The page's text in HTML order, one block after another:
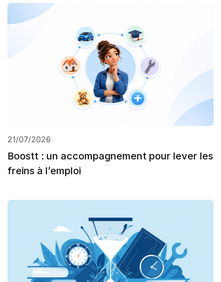
21/07/2026
Boostt : un accompagnement pour lever les
freins à l’emploi